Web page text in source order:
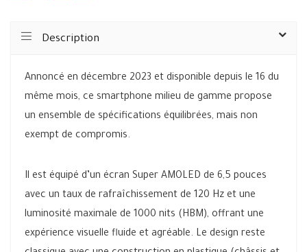
Description
Annoncé en décembre 2023 et disponible depuis le 16 du
même mois, ce smartphone milieu de gamme propose
un ensemble de spécifications équilibrées, mais non
exempt de compromis.
Il est équipé d’un écran Super AMOLED de 6,5 pouces
avec un taux de rafraîchissement de 120 Hz et une
luminosité maximale de 1000 nits (HBM), offrant une
expérience visuelle fluide et agréable. Le design reste